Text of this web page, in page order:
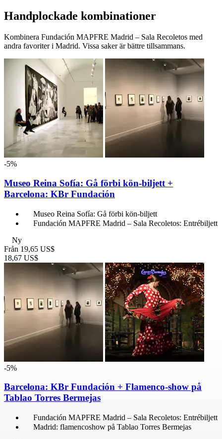
Handplockade kombinationer
Kombinera Fundación MAPFRE Madrid – Sala Recoletos med
andra favoriter i Madrid. Vissa saker är bättre tillsammans.
-5%
Museo Reina Sofía: Gå förbi kön-biljett +
Barcelona: KBr Fundación
Museo Reina Sofía: Gå förbi kön-biljett
Fundación MAPFRE Madrid – Sala Recoletos: Entrébiljett
Ny
Från 19,65 US$
18,67 US$
-5%
Barcelona: KBr Fundación + Flamenco-show på
Tablao Torres Bermejas
Fundación MAPFRE Madrid – Sala Recoletos: Entrébiljett
Madrid: flamencoshow på Tablao Torres Bermejas